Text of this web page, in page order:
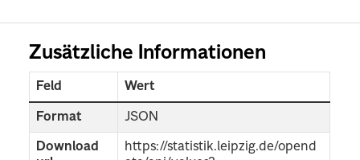
Zusätzliche Informationen
Feld Wert
Format JSON
Download
https://statistik.leipzig.de/opend